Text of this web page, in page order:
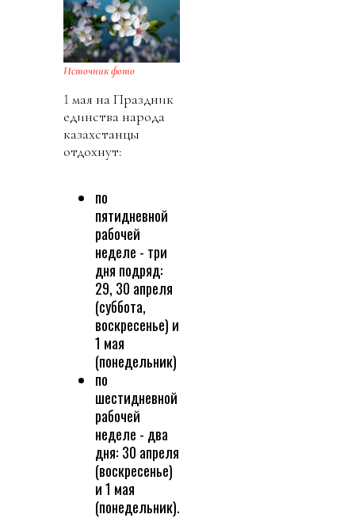
Источник фото
1 мая на Праздник
единства народа
казахстанцы
отдохнут:
по
пятидневной
рабочей
неделе - три
дня подряд:
29, 30 апреля
(суббота,
воскресенье) и
1 мая
(понедельник)
по
шестидневной
рабочей
неделе - два
дня: 30 апреля
(воскресенье)
и 1 мая
(понедельник).